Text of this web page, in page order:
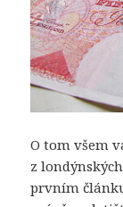
O tom všem
z
prvním